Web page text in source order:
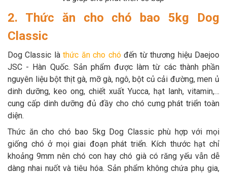
2. Thức ăn cho chó bao 5kg Dog
Classic
Dog Classic làthức ăn cho chóđến từ thương hiệu Daejoo
JSC - Hàn Quốc. Sản phẩm được làm từ các thành phần
nguyên liệu bột thịt gà, mỡ gà, ngô, bột củ cải đường, men ủ
dinh dưỡng, keo ong, chiết xuất Yucca, hạt lanh, vitamin,…
cung cấp dinh dưỡng đủ đầy cho chó cưng phát triển toàn
diện.
Thức ăn cho chó bao 5kg Dog Classic phù hợp với mọi
giống chó ở mọi giai đoạn phát triển. Kích thước hạt chỉ
khoảng 9mm nên chó con hay chó già có răng yếu vẫn dễ
dàng nhai nuốt và tiêu hóa. Sản phẩm không chứa phụ gia,